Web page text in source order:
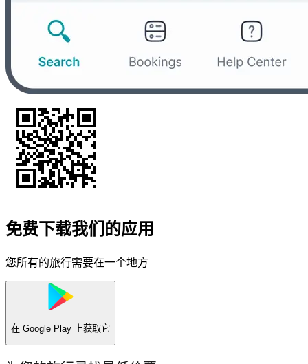
免费下载我们的应用
您所有的旅行需要在一个地方
在 Google Play 上获取它